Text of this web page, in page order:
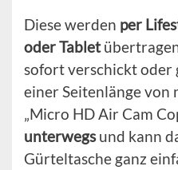
Diese werden per
oder Tablet
sofort verschickt oder
einer Seitenlänge von
„Micro HD Air Cam
unterwegsund kann
Gürteltasche ganz